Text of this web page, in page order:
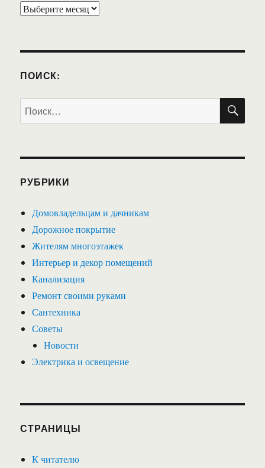
Архивы
ПОИСК:
Искать:
РУБРИКИ
Домовладельцам и дачникам
Дорожное покрытие
Жителям многоэтажек
Интерьер и декор помещений
Канализация
Ремонт своими руками
Сантехника
Советы
Новости
Электрика и освещение
СТРАНИЦЫ
К читателю